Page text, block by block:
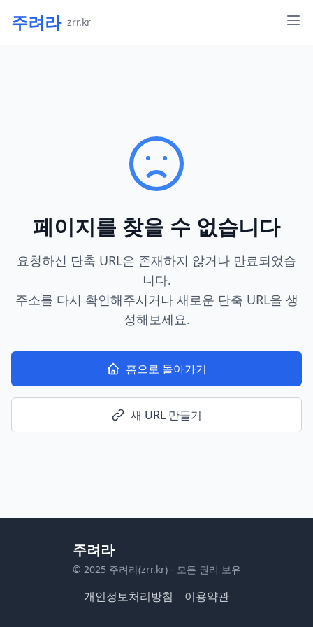
주려라 zrr.kr
페이지를 찾을 수 없습니다
요청하신 단축 URL은 존재하지 않거나 만료되었습
니다.
주소를 다시 확인해주시거나 새로운 단축 URL을 생
성해보세요.
홈으로 돌아가기
새 URL 만들기
주려라
© 2025 주려라(zrr.kr) - 모든 권리 보유
개인정보처리방침 이용약관